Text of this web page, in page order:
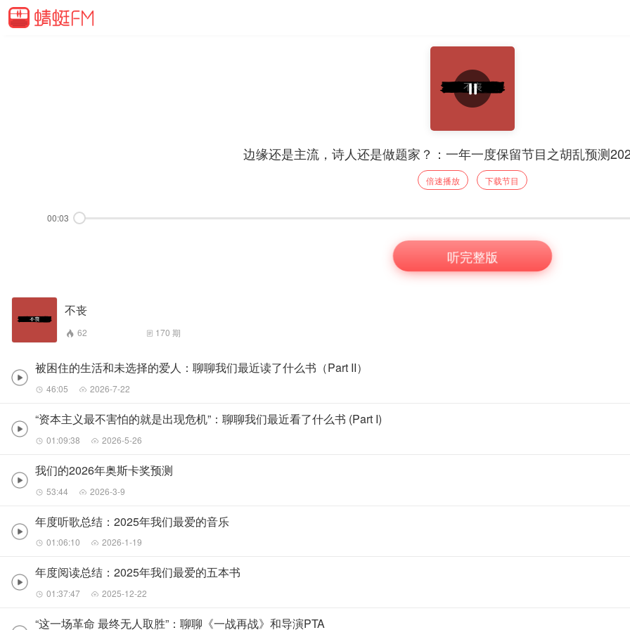
边缘还是主流，诗人还是做题家？：一年一度保留节目之胡乱预测
倍速播放 下载节目
00:03
听完整版
不丧
62 170 期
被困住的生活和未选择的爱人：聊聊我们最近读了什么书（Part II）
46:05 2026-7-22
“资本主义最不害怕的就是出现危机”：聊聊我们最近看了什么书 (Part I)
01:09:38 2026-5-26
我们的2026年奥斯卡奖预测
53:44 2026-3-9
年度听歌总结：2025年我们最爱的音乐
01:06:10 2026-1-19
年度阅读总结：2025年我们最爱的五本书
01:37:47 2025-12-22
“这一场革命 最终无人取胜”：聊聊《一战再战》和导演PTA